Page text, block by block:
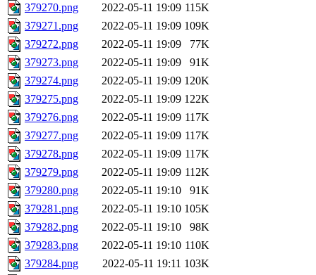
379270.png
2022-05-11 19:09 115K
379271.png
2022-05-11 19:09 109K
379272.png
2022-05-11 19:09
77K
379273.png
2022-05-11 19:09
91K
379274.png
2022-05-11 19:09 120K
379275.png
2022-05-11 19:09 122K
379276.png
2022-05-11 19:09 117K
379277.png
2022-05-11 19:09 117K
379278.png
2022-05-11 19:09 117K
379279.png
2022-05-11 19:09 112K
379280.png
2022-05-11 19:10
91K
379281.png
2022-05-11 19:10 105K
379282.png
2022-05-11 19:10
98K
379283.png
2022-05-11 19:10 110K
379284.png
2022-05-11 19:11 103K